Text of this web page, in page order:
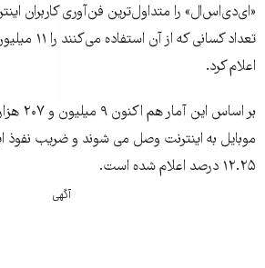
«ای‌دی‌اس‌ال» را متداول‌ترین فن‌آوری کاربران
اعلام کرد.
موبايل به اينترنت وصل می شوند و ضريب نفوذ
۱۲.۲۵ درصد اعلام شده است.
آگهی